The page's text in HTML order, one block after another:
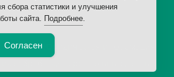
Клиника «Арбаль»,
обработки персональных данных
сбора статистики и улучшения
сайта. Подробнее.
Согласен